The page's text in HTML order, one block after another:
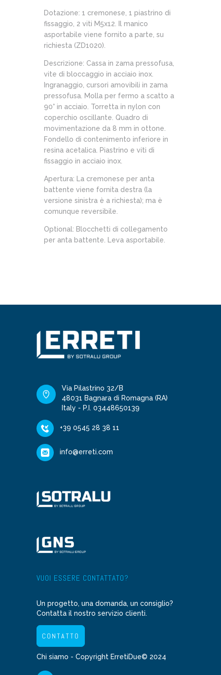
Dotazione: 1 cremonese, 1 piastrino di
fissaggio, 2 viti M5x12. Il manico
asportabile viene fornito a parte, su
richiesta (ZD1020).
Descrizione: Cassa in zama pressofusa,
vite di bloccaggio in acciaio inox.
Ingranaggio, cursori amovibili in zama
pressofusa. Molla per fermo a scatto a
90° in acciaio. Torretta in nylon con
coperchio oscillante. Quadro di
movimentazione da 8 mm in ottone.
Fondello di contenimento inferiore in
resina acetalica. Piastrino e viti di
fissaggio in acciaio inox.
Apertura: La cremonese per anta
battente viene fornita destra (la
versione sinistra è a richiesta); ma è
comunque reversibile.
Optional: Blocchetti di collegamento
per anta battente. Leva asportabile.
Via Pilastrino 32/B
48031 Bagnara di Romagna (RA)
Italy - P.I. 03448650139
+39 0545 28 38 11
info@erreti.com
VUOI ESSERE CONTATTATO?
Un progetto, una domanda, un consiglio?
Contatta il nostro servizio clienti.
CONTATTO
Chi siamo - Copyright ErretiDue© 2024